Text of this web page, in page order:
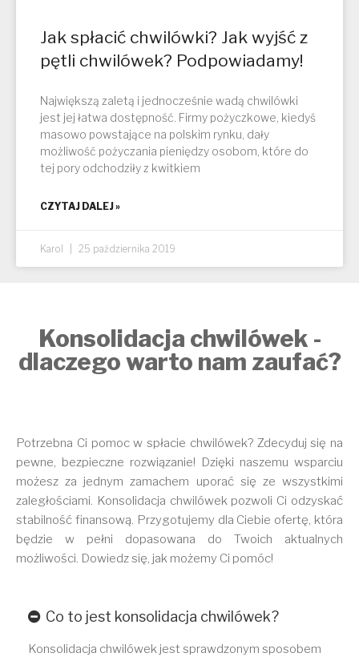
Jak spłacić chwilówki? Jak wyjść z
pętli chwilówek? Podpowiadamy!
Największą zaletą i jednocześnie wadą chwilówki
jest jej łatwa dostępność. Firmy pożyczkowe, kiedyś
masowo powstające na polskim rynku, dały
możliwość pożyczania pieniędzy osobom, które do
tej pory odchodziły z kwitkiem
CZYTAJ DALEJ »
Karol 25 października 2019
Konsolidacja chwilówek -
dlaczego warto nam zaufać?
Potrzebna Ci pomoc w spłacie chwilówek? Zdecyduj się na
pewne, bezpieczne rozwiązanie! Dzięki naszemu wsparciu
możesz za jednym zamachem uporać się ze wszystkimi
zaległościami. Konsolidacja chwilówek pozwoli Ci odzyskać
stabilność finansową. Przygotujemy dla Ciebie ofertę, która
będzie w pełni dopasowana do Twoich aktualnych
możliwości. Dowiedz się, jak możemy Ci pomóc!
Co to jest konsolidacja chwilówek?
Konsolidacja chwilówek jest sprawdzonym sposobem